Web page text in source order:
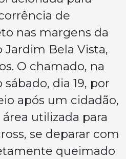
de
nas margens da
Jardim Bela Vista,
O chamado, na
dia 19, por
após um cidadão,
utilizada para
se deparar com
queimado